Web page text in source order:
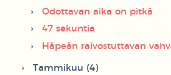
Odottavan aika on pitkä
47 sekuntia
Häpeän raivostuttavan
Tammikuu (4)